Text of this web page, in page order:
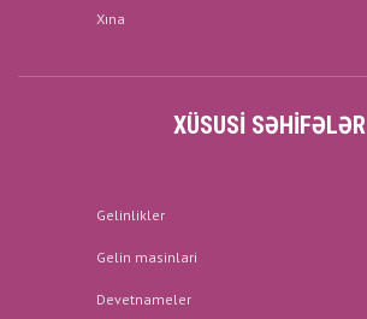
Xına
XÜSUSI SƏHIFƏLƏR
Gelinlikler
Gelin masinlari
Devetnameler